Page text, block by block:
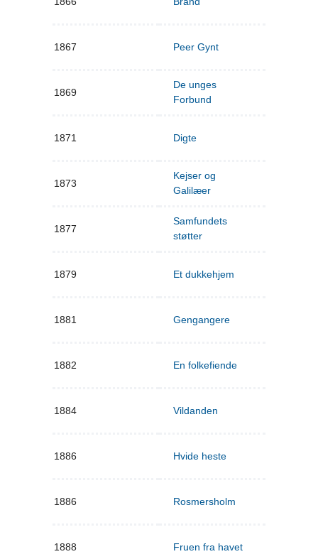
1867 Peer Gynt
1869
De unges
Forbund
1871 Digte
1873
Kejser og
Galilæer
1877
Samfundets
støtter
1879 Et dukkehjem
1881 Gengangere
1882 En folkefiende
1884 Vildanden
1886 Hvide heste
1886 Rosmersholm
1888 Fruen fra havet